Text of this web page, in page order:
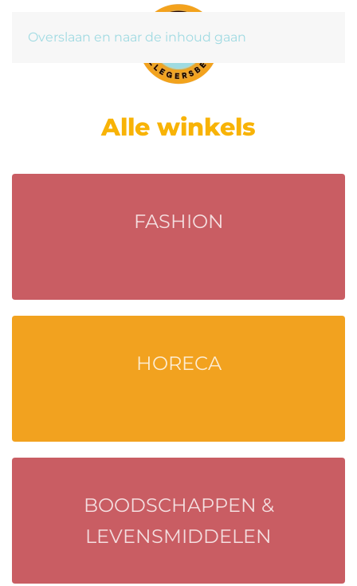
Overslaan en naar de inhoud gaan
Alle winkels
FASHION
HORECA
BOODSCHAPPEN &
LEVENSMIDDELEN